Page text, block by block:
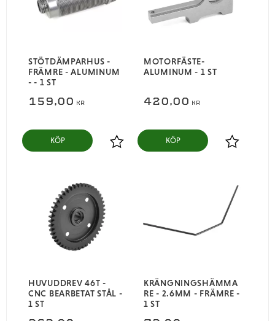
STÖTDÄMPARHUS -
FRÄMRE - ALUMINUM
- - 1 ST
159,00 KR
Lägg till i favoriter
KÖP
MOTORFÄSTE-
ALUMINUM - 1 ST
420,00 KR
Lägg till i
KÖP
HUVUDDREV 46T -
CNC BEARBETAT STÅL -
1 ST
KRÄNGNINGSHÄMMA
RE - 2.6MM - FRÄMRE -
1 ST